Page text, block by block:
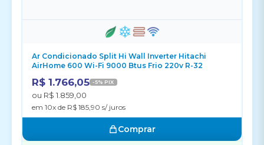
Ar Condicionado Split Hi Wall Inverter Hitachi
AirHome 600 Wi-Fi 9000 Btus Frio 220v R-32
R$ 1.766,05 -5% PIX
ou R$ 1.859,00
em 10x de R$ 185,90 s/ juros
Comprar